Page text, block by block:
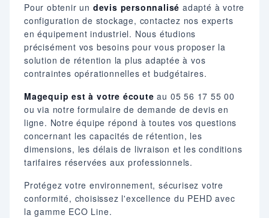
Pour obtenir un devis personnalisé adapté à votre
configuration de stockage, contactez nos experts
en équipement industriel. Nous étudions
précisément vos besoins pour vous proposer la
solution de rétention la plus adaptée à vos
contraintes opérationnelles et budgétaires.
Magequip est à votre écoute au 05 56 17 55 00
ou via notre formulaire de demande de devis en
ligne. Notre équipe répond à toutes vos questions
concernant les capacités de rétention, les
dimensions, les délais de livraison et les conditions
tarifaires réservées aux professionnels.
Protégez votre environnement, sécurisez votre
conformité, choisissez l'excellence du PEHD avec
la gamme ECO Line.